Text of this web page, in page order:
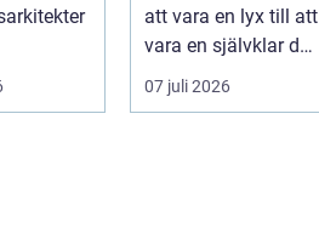
m...
att vara en lyx till att
vara en självklar del
på många event,
m...
07 juli 2026